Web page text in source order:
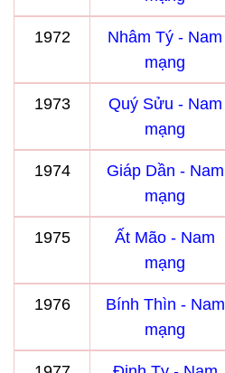
1972
Nhâm Tý - Nam
mạng
1973
Quý Sửu - Nam
mạng
1974
Giáp Dần - Nam
mạng
1975
Ất Mão - Nam
mạng
1976
Bính Thìn - Nam
mạng